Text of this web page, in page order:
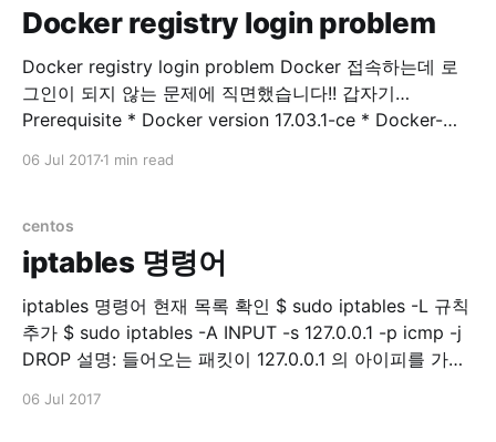
CREATE
Docker registry login problem
Docker registry login problem Docker 접속하는데 로
그인이 되지 않는 문제에 직면했습니다!! 갑자기…
Prerequisite * Docker version 17.03.1-ce * Docker-
http://docker.example.com/v2/: dial tcp 176.32.
06 Jul 20171 min read
centos
iptables 명령어
iptables 명령어 현재 목록 확인 $ sudo iptables -L 규칙
추가 $ sudo iptables -A INPUT -s 127.0.0.1 -p icmp -j
DROP 설명: 들어오는 패킷이 127.0.0.1 의 아이피를 가지
06 Jul 2017